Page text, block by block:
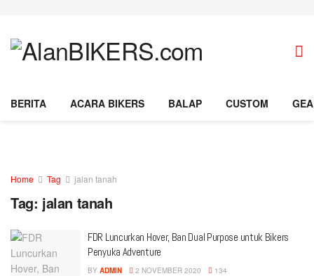
BERITA ACARA BIKERS BALAP CUSTOM
Home Tag jalan tanah
Tag: jalan tanah
FDR Luncurkan Hover, Ban Dual Purpose untuk Bikers
Penyuka Adventure
BY ADMIN 2 NOVEMBER 2020 134